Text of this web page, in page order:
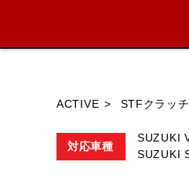
ACTIVE STFクラッ
対応車種
SUZUKI
SUZUKI